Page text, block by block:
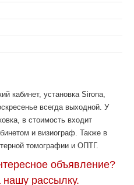
кабинет, установка Sirona,
всегда выходной. У
в стоимость входит
и визиограф. Также в
томографии и ОПТГ.
объявление?
рассылку.